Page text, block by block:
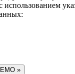
использованием
»